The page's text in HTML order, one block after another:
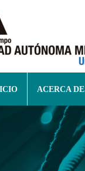
ACERCA DE